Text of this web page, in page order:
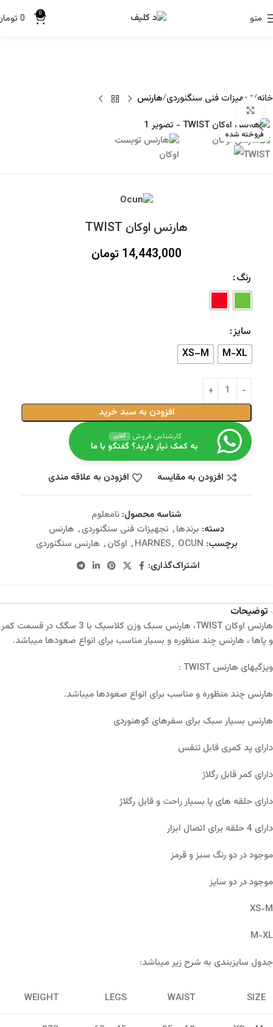
منو 0
0
خانه تجهیزات فنی سنگنوردی هارنس
فروخته شده
هارنس اوکان TWIST
14,443,000 تومان
رنگ
سایز
M-XL
XS–M
افزودن به سبد خرید
کارشناس فروش آنلاین
به کمک نیاز دارید؟ گفتگو با ما
افزودن به مقایسه افزودن به علاقه مندی
شناسه محصول: نامعلوم
دسته: برندها, تجهیزات فنی سنگنوردی, هارنس
برچسب:
HARNES, OCUN
, اوکان, هارنس سنگنوردی
اشتراک‌گذاری:
توضیحات
هارنس اوکان TWIST، هارنس سبک وزن کلاسیک با 3 سگک در قسمت کمر
و پاها ، هارنس چند منظوره و بسیار مناسب برای انواع صعودها میباشد.
ویزگیهای هارنس TWIST :
هارنس چند منظوره و مناسب برای انواع صعودها میباشد.
هارنس بسیار سبک برای سفرهای کوهنوردی
دارای پد کمری قابل تنفس
دارای کمر قابل رگلاژ
دارای حلقه های پا بسیار راحت و قابل رگلاژ
دارای 4 حلقه برای اتصال ابزار
موجود در دو رنگ سبز و قرمز
موجود در دو سایز
XS-M
M-XL
جدول سایزبندی به شرح زیر میباشد:
SIZE